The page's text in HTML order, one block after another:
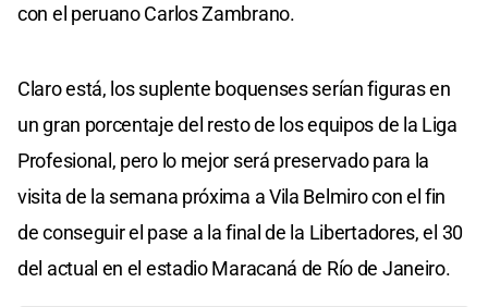
con el peruano Carlos Zambrano.
Claro está, los suplente boquenses serían figuras en
un gran porcentaje del resto de los equipos de la Liga
Profesional, pero lo mejor será preservado para la
visita de la semana próxima a Vila Belmiro con el fin
de conseguir el pase a la final de la Libertadores, el 30
del actual en el estadio Maracaná de Río de Janeiro.